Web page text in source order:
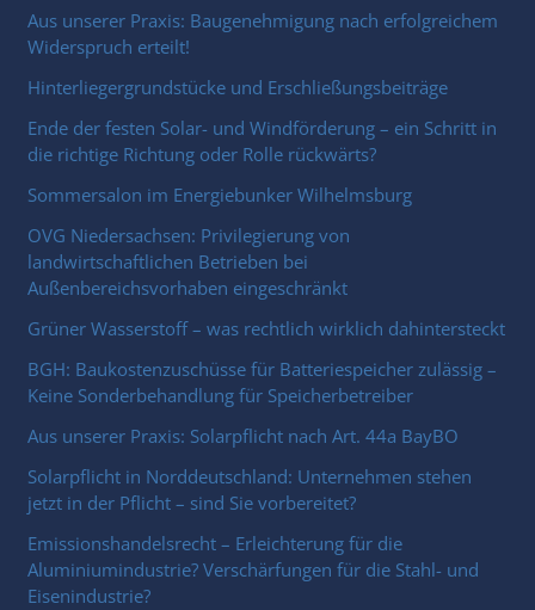
Aus unserer Praxis: Baugenehmigung nach erfolgreichem
Widerspruch erteilt!
Hinterliegergrundstücke und Erschließungsbeiträge
Ende der festen Solar- und Windförderung – ein Schritt in
die richtige Richtung oder Rolle rückwärts?
Sommersalon im Energiebunker Wilhelmsburg
OVG Niedersachsen: Privilegierung von
landwirtschaftlichen Betrieben bei
Außenbereichsvorhaben eingeschränkt
Grüner Wasserstoff – was rechtlich wirklich dahintersteckt
BGH: Baukostenzuschüsse für Batteriespeicher zulässig –
Keine Sonderbehandlung für Speicherbetreiber
Aus unserer Praxis: Solarpflicht nach Art. 44a BayBO
Solarpflicht in Norddeutschland: Unternehmen stehen
jetzt in der Pflicht – sind Sie vorbereitet?
Emissionshandelsrecht – Erleichterung für die
Aluminiumindustrie? Verschärfungen für die Stahl- und
Eisenindustrie?